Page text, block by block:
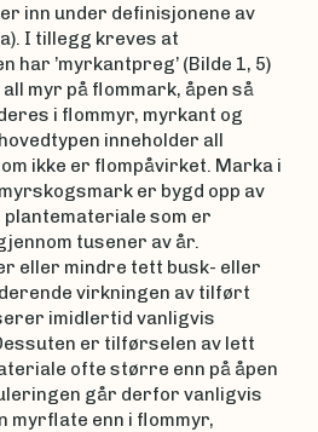
inn under definisjonene av
I tillegg kreves at
har ’myrkantpreg’ (Bilde 1, 5)
myr på flommark, åpen så
i flommyr, myrkant og
inneholder all
ikke er flompåvirket. Marka i
er bygd opp av
som er
tusener av år.
eller mindre tett busk- eller
virkningen av tilført
imidlertid vanligvis
er tilførselen av lett
ofte større enn på åpen
går derfor vanligvis
myrflate enn i flommyr,